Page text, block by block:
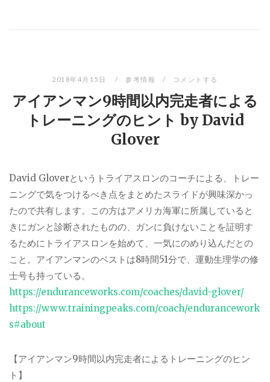
2018年4月15日 参考情報 コメントする
アイアンマン9時間以内完走者による
トレーニングのヒント by David
Glover
David Gloverというトライアスロンのコーチによる、トレー
ニングで気をつけるべき点をまとめたスライドが興味深かっ
たので共有します。この方はアメリカ海軍に所属していると
きにガンと診断されたものの、ガンに負けないことを証明す
るためにトライアスロンを始めて、一気にのめり込んだとの
こと。アイアンマンのベストは8時間51分で、運動生理学の修
士号も持っている。
https://enduranceworks.com/coaches/david-glover/
https://www.trainingpeaks.com/coach/endurancework
s#about
【アイアンマン9時間以内完走者によるトレーニングのヒン
ト】